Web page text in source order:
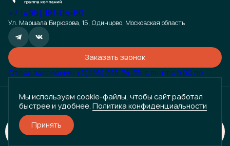
+7 (495) 181-05-60
Ул. Маршала Бирюзова, 15, Одинцово, Московская область
Заказать звонок
Отдел заселения: +7(495) 255-74-35, с пн-пт с 9.00 до
является публичной офертой, определяемой положениями статьи 435 Гражданского кодекса
Российской Федерации. Точные условия сотрудничества (цены, характеристики, сроки и т.д.)
уточняются индивидуально. Для получения подробной информации и заключения договора обращайтесь к
менеджерам компании по контактным данным, указанным на сайте. Просим вас учесть, что данная
информация может быть изменена без предварительного уведомления.
Разработано
ГРУППА КОМПАНИЙ «ВЕКТОР» © 2024
Мы используем cookie-файлы, чтобы сайт работал
быстрее и удобнее. Политика конфиденциальности
Принять